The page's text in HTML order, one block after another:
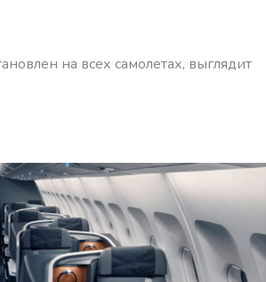
на всех самолетах, выглядит